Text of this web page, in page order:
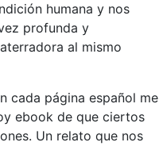
humana y nos
profunda y
al mismo
cada página español me
ebook de que ciertos
Un relato que nos